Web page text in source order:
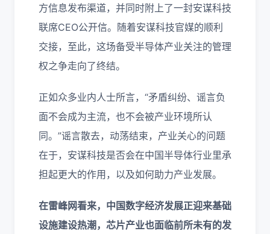
方信息发布渠道，并同时附上了一封安谋科技
联席CEO公开信。随着安谋科技官媒的顺利
交接，至此，这场备受半导体产业关注的管理
权之争走向了终结。
正如众多业内人士所言，“矛盾纠纷、谣言负
面不会成为主流，也不会被产业环境所认
同。”谣言散去，动荡结束，产业关心的问题
在于，安谋科技是否会在中国半导体行业里承
担起更大的作用，以及如何助力产业发展。
在雷峰网看来，中国数字经济发展正迎来基础
设施建设热潮，芯片产业也面临前所未有的发